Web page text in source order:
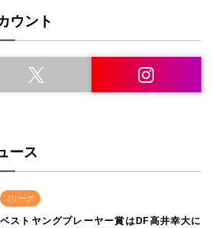
ウント
ース
Jリーグ
ベストヤングプレーヤー賞はDF高井幸大に